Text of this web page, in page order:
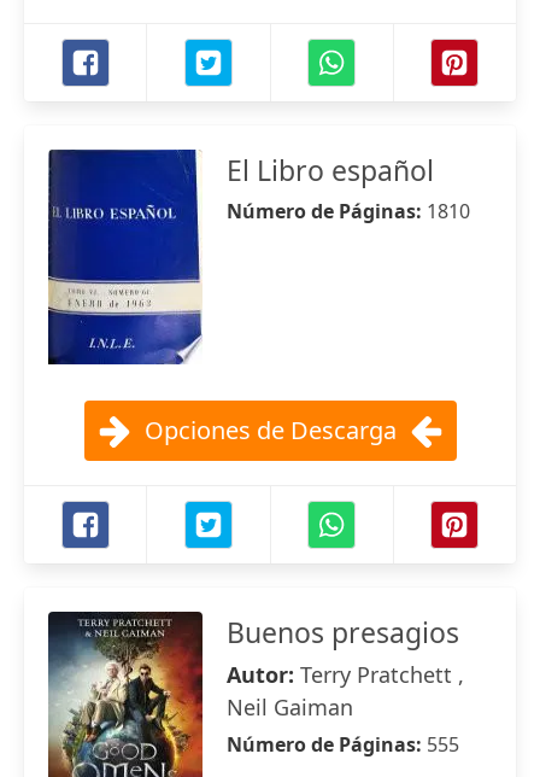
El Libro español
Número de Páginas: 1810
Opciones de Descarga
Buenos presagios
Autor: Terry Pratchett ,
Neil Gaiman
Número de Páginas: 555